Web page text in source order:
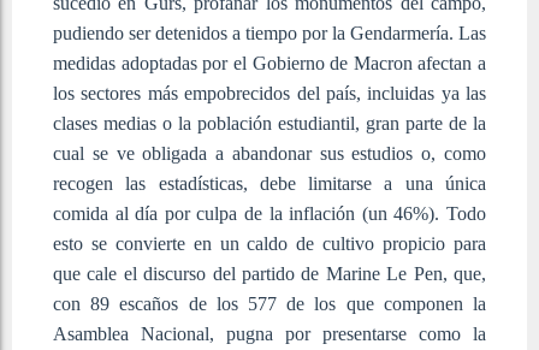
pudiendo ser detenidos a tiempo por la Gendarmería. Las
medidas adoptadas por el Gobierno de Macron afectan a
los sectores más empobrecidos del país, incluidas ya las
clases medias o la población estudiantil, gran parte de la
cual se ve obligada a abandonar sus estudios o, como
recogen las estadísticas, debe limitarse a una única
comida al día por culpa de la inflación (un 46%). Todo
esto se convierte en un caldo de cultivo propicio para
que cale el discurso del partido de Marine Le Pen, que,
con 89 escaños de los 577 de los que componen la
Asamblea Nacional, pugna por presentarse como la